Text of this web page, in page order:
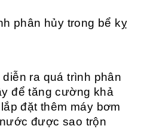
phân hủy trong bể kỵ
ra quá trình phân
để tăng cường khả
đặt thêm máy bơm
được sao trộn